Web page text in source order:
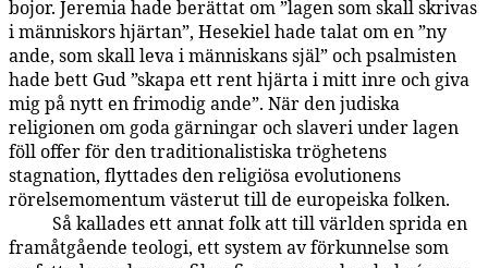
bojor. Jeremia hade berättat om ”lagen som skall skrivas
i människors hjärtan”, Hesekiel hade talat om en ”ny
ande, som skall leva i människans själ” och psalmisten
hade bett Gud ”skapa ett rent hjärta i mitt inre och giva
mig på nytt en frimodig ande”. När den judiska
religionen om goda gärningar och slaveri under lagen
föll offer för den traditionalistiska tröghetens
stagnation, flyttades den religiösa evolutionens
rörelsemomentum västerut till de europeiska folken.
121:7.6Så kallades ett annat folk att till världen sprida en
framåtgående teologi, ett system av förkunnelse som